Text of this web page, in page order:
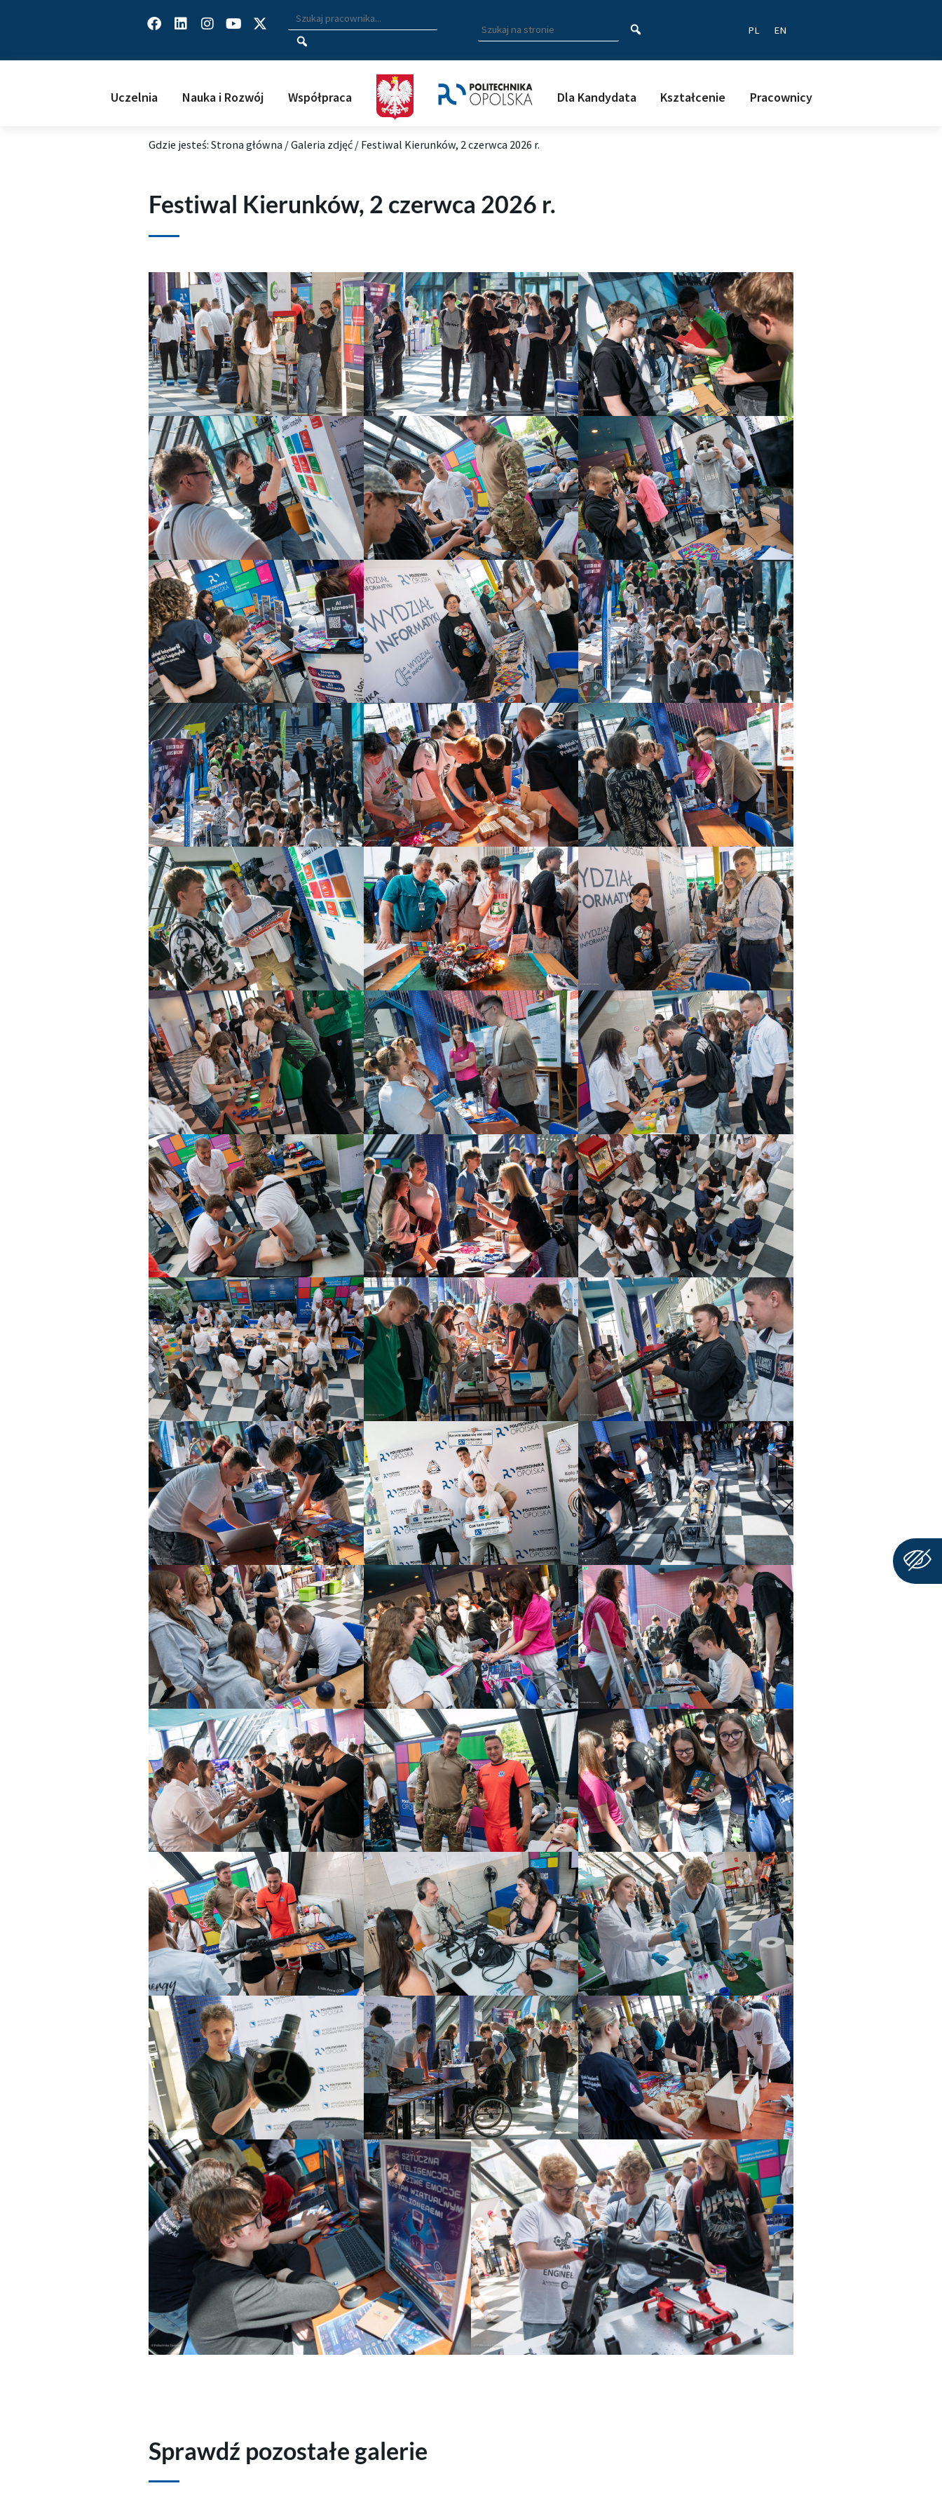
Facebook
LinkedinInstagram
Youtube
X-
twitterWyszukiwarka pracowników
Wpisz nazwisko, fragment nazwiska bądź imię pracownika aby wyszukać
Wpisz
szukaną
frazę
wyszukać
PL EN
Uczelnia Nauka i Rozwój Współpraca Dla Kandydata Kształcenie Pracownicy
Gdzie jesteś: Strona główna /Galeria zdjęć/ Festiwal Kierunków, 2 czerwca 2026 r.
Festiwal Kierunków, 2 czerwca 2026 r.
Sprawdź pozostałe galerie